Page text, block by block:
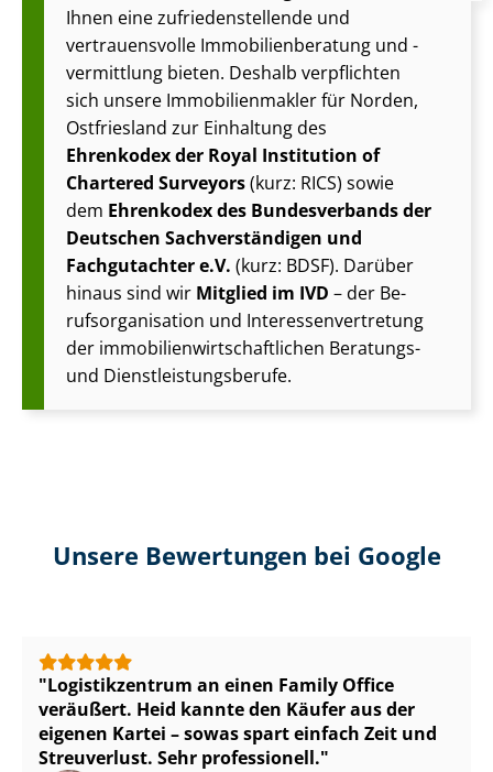
Ihnen eine zu­frie­den­stel­len­de und
vertrauensvolle Im­mo­bi­li­en­be­ra­tung und -
vermittlung bieten. Deshalb verpflichten
sich unsere Im­mo­bi­li­en­mak­ler für Norden,
Ostfriesland zur Einhaltung des
Ehrenkodex der Royal Institution of
Chartered Surveyors(kurz: RICS) sowie
dem Ehrenkodex des Bundesverbands der
Deutschen Sach­ver­stän­di­gen und
Fachgutachter e.V. (kurz: BDSF). Darüber
hinaus sind wir Mitglied im IVD – der Be­
rufs­or­ga­ni­sa­ti­on und In­ter­es­sen­ver­tre­tung
der im­mo­bi­li­en­wirt­schaft­li­chen Beratungs-
und Dienst­leis­tungs­be­ru­fe.
Unsere Bewertungen bei Google
Logistikzentrum an einen Family Office
veräußert. Heid kannte den Käufer aus der
eigenen Kartei – sowas spart einfach Zeit und
Streuverlust. Sehr professionell.